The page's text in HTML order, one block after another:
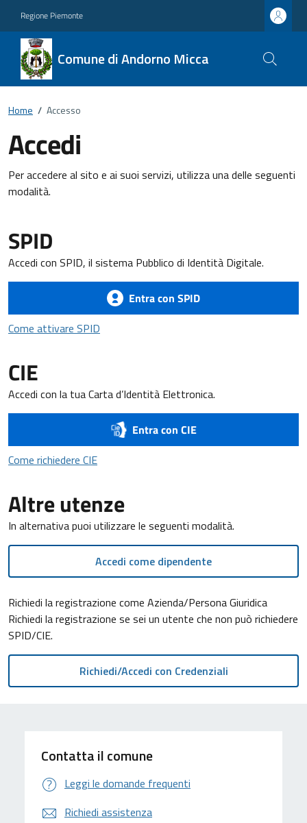
Regione Piemonte
Comune di Andorno Micca
Home / Accesso
Accedi
Per accedere al sito e ai suoi servizi, utilizza una delle seguenti
modalità.
SPID
Accedi con SPID, il sistema Pubblico di Identità Digitale.
Entra con SPID
Come attivare SPID
CIE
Accedi con la tua Carta d’Identità Elettronica.
Entra con CIE
Come richiedere CIECome richiedere CIE
Altre utenze
In alternativa puoi utilizzare le seguenti modalità.
Accedi come dipendente
Richiedi la registrazione come Azienda/Persona Giuridica
Richiedi la registrazione se sei un utente che non può richiedere
SPID/CIE.
Contatta il comune
Leggi le domande frequenti
Richiedi assistenza